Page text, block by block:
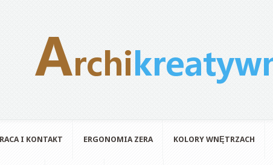
I KONTAKT ERGONOMIA ZERA KOLORY WNĘTRZACH